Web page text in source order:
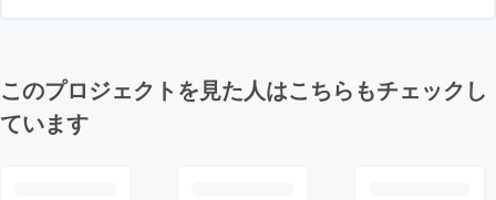
このプロジェクトを見た人はこちらもチェックし
ています